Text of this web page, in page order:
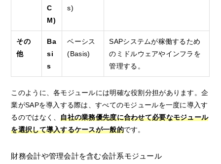
C
M)
s)
その
他
Ba
si
s
ベーシス
(Basis)
SAPシステムが稼働するため
のミドルウェアやインフラを
管理する。
このように、各モジュールには明確な役割分担があります。企
業がSAPを導入する際は、すべてのモジュールを一度に導入す
るのではなく、自社の業務優先度に合わせて必要なモジュール
を選択して導入するケースが一般的です。
財務会計や管理会計を含む会計系モジュール